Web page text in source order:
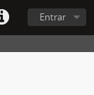
Entrar